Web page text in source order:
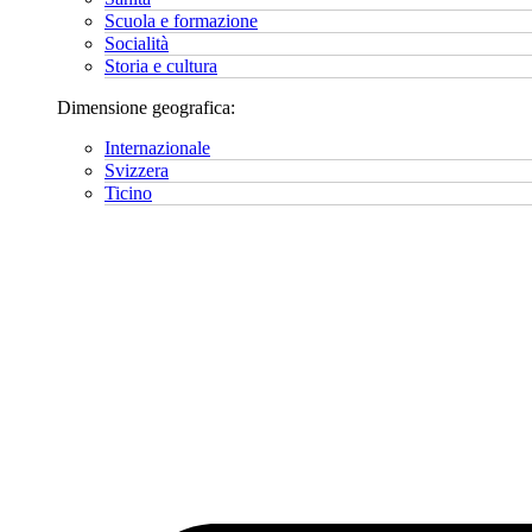
Scuola e formazione
Socialità
Storia e cultura
Dimensione geografica:
Internazionale
Svizzera
Ticino